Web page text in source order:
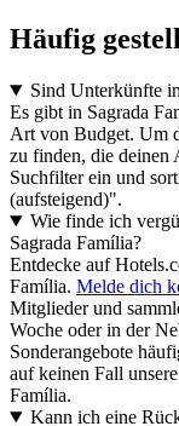
Häufig
Sind Unterkünfte
Es gibt in Sagrada
Art von Budget. Um
zu finden, die deinen
Suchfilter ein und
(aufsteigend)".
Wie finde ich
Sagrada Família?
Entdecke auf
Família. Melde dich
Mitglieder und
Woche oder in der
Sonderangebote
auf keinen Fall
Família.
Kann ich eine